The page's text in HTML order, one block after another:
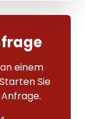
einem
Sie